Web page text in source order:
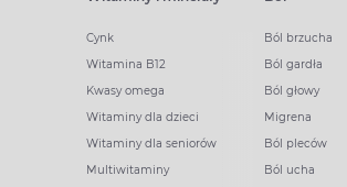
Cynk
Witamina B12
Kwasy omega
Witaminy dla dzieci
Witaminy dla seniorów
Multiwitaminy
Ból brzucha
Ból gardła
Ból głowy
Migrena
Ból pleców
Ból ucha